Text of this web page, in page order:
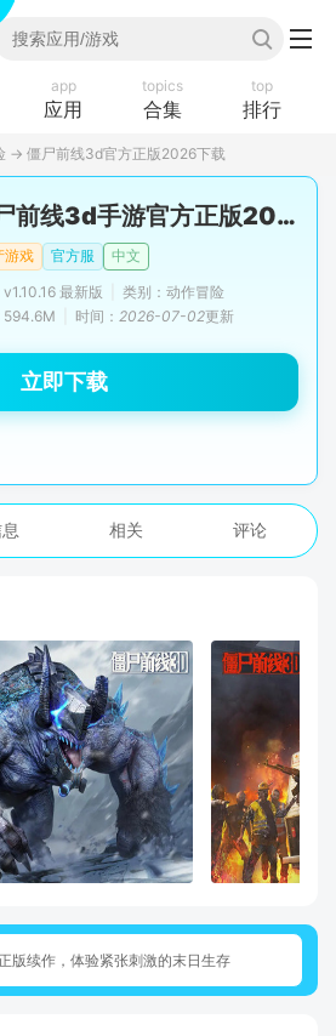
app
应用
topics
合集
top
排行
→ 僵尸前线3d官方正版2026下载
僵尸前线3d手游官方正版2026
游戏 官方服
中文
v1.10.16 最新版
类别：动作冒险
594.6M
时间： 2026-07-02更新
立即下载
相关 评论
版续作，体验紧张刺激的末日生存